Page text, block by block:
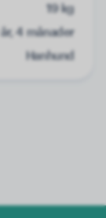
19 kg
år, 4 månader
Hanhund